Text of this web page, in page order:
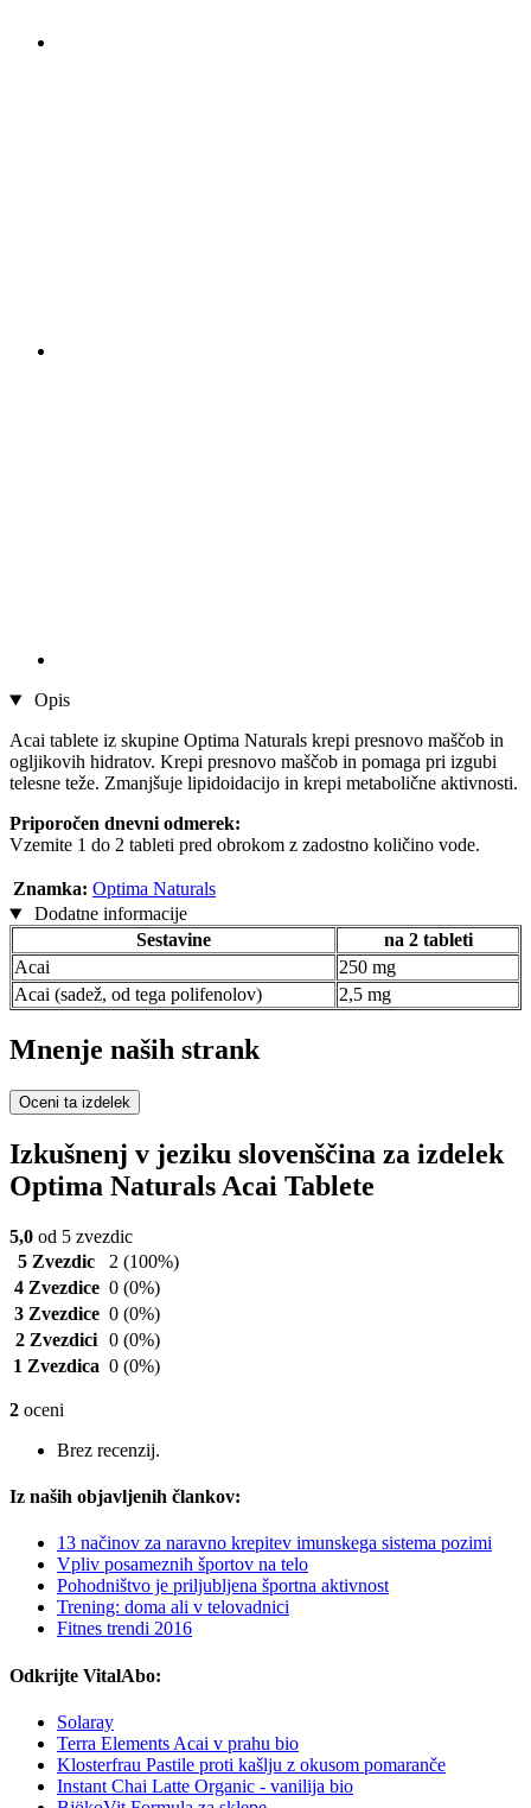
Opis
Acai tablete iz skupine Optima Naturals krepi presnovo maščob in
ogljikovih hidratov. Krepi presnovo maščob in pomaga pri izgubi
telesne teže. Zmanjšuje lipidoidacijo in krepi metabolične aktivnosti.
Priporočen dnevni odmerek:
Vzemite 1 do 2 tableti pred obrokom z zadostno količino vode.
Znamka: Optima Naturals
Dodatne informacije
Sestavine
na 2 tableti
Acai
250 mg
Acai (sadež, od tega polifenolov)
2,5 mg
Mnenje naših strank
Oceni ta izdelek
Izkušnenj v jeziku slovenščina za izdelek
Optima Naturals Acai Tablete
5,0 od 5 zvezdic
5 Zvezdic
2 (100%)
4 Zvezdice 0 (0%)
3 Zvezdice 0 (0%)
2 Zvezdici 0 (0%)
1 Zvezdica 0 (0%)
2 oceni
Brez recenzij.
Iz naših objavljenih člankov:
13 načinov za naravno krepitev imunskega sistema pozimi
Vpliv posameznih športov na telo
Pohodništvo je priljubljena športna aktivnost
Trening: doma ali v telovadnici
Fitnes trendi 2016
Odkrijte VitalAbo:
Solaray
Terra Elements Acai v prahu bio
Klosterfrau Pastile proti kašlju z okusom pomaranče
Instant Chai Latte Organic - vanilija bio